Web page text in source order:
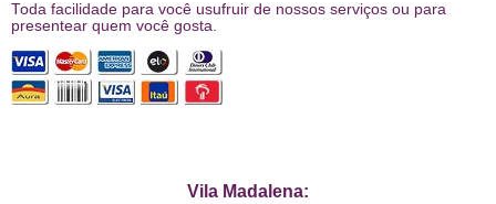
Toda facilidade para você usufruir de nossos serviços ou para
presentear quem você gosta.
Vila Madalena: